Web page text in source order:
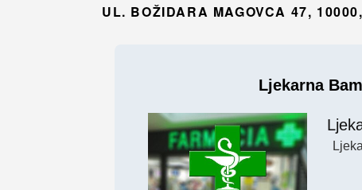
UL. BOŽIDARA MAGOVCA 47,
Ljekarna